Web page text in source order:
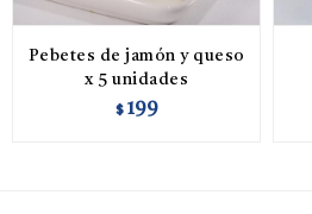
Pebetes de jamón y queso
x 5 unidades
$ 199